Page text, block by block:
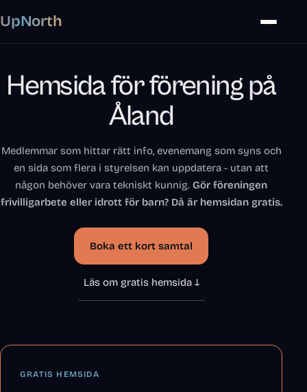
UpNorth
Hemsida för förening på
Åland
Medlemmar som hittar rätt info, evenemang som syns och
en sida som flera i styrelsen kan uppdatera - utan att
någon behöver vara tekniskt kunnig. Gör föreningen
frivilligarbete eller idrott för barn? Då är hemsidan gratis.
Boka ett kort samtal
Läs om gratis hemsida ↓
GRATIS HEMSIDA